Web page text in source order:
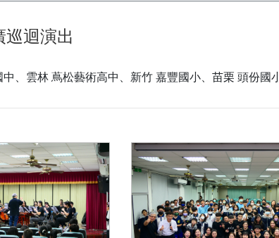
迴演出
、雲林 蔦松藝術高中、新竹 嘉豐國小、苗栗 頭份國